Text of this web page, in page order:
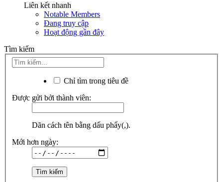
Liên kết nhanh
Notable Members
Đang truy cập
Hoạt động gần đây
Tìm kiếm
Chỉ tìm trong tiêu đề
Được gửi bởi thành viên:
Dãn cách tên bằng dấu phẩy(,).
Mới hơn ngày: